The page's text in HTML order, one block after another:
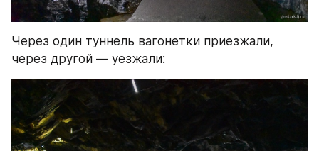
Через один туннель вагонетки приезжали,
через другой — уезжали: